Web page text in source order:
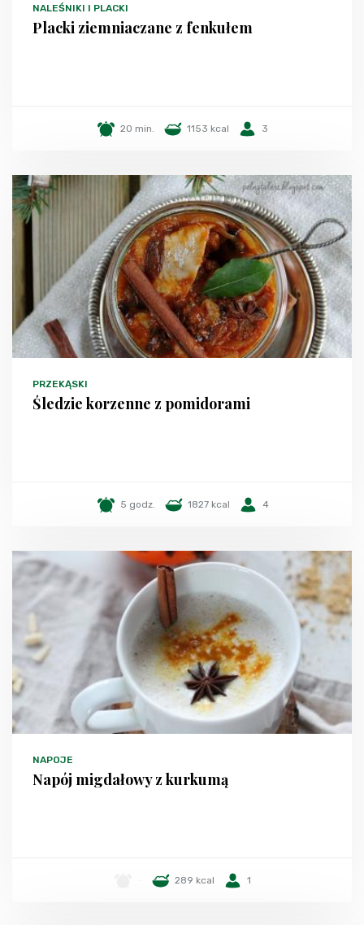
NALEŚNIKI I PLACKI
Placki ziemniaczane z fenkułem
20 min. 1153 kcal 3
PRZEKĄSKI
Śledzie korzenne z pomidorami
5 godz. 1827 kcal 4
NAPOJE
Napój migdałowy z kurkumą
289 kcal 1